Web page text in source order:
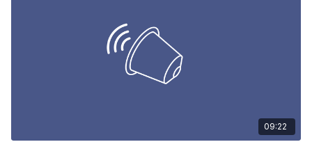
09:22